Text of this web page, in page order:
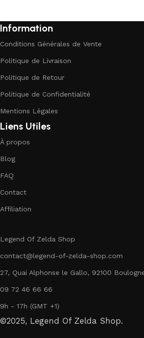
Information
Conditions Générales de Vente
Politique de Livraison
Politique de Retour
Politique de Confidentialité
Mentions Légales
Liens Utiles
À propos
Blog
FAQ
Contact
Affiliation
Legend Of Zelda Shop
contact@legend-of-zelda-shop.com
27, Quai Alphonse le Gallo, 92100
09 72 46 66 66
9h - 17h (GMT +1)
©2025, Legend Of Zelda Shop.